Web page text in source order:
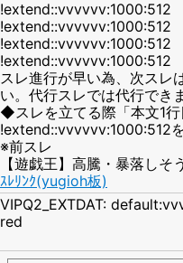
!extend::vvvvvv:1000:512
!extend::vvvvvv:1000:512
!extend::vvvvvv:1000:512
!extend::vvvvvv:1000:512
スレ進行が早い為、次スレ
い。代行スレでは代行でき
◆スレを立てる際「本文1行
!extend::vvvvvv:1000:512
※前スレ
【遊戯王】高騰・暴落し
ｽﾚﾘﾝｸ(yugioh板)
VIPQ2_EXTDAT:
red